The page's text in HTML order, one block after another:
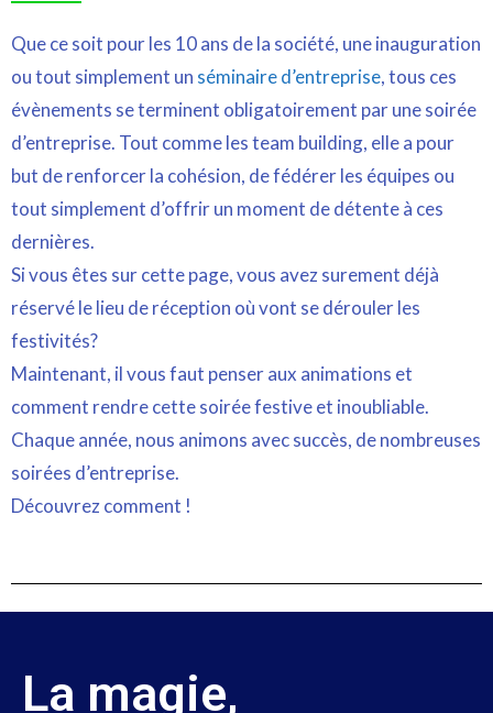
Que ce soit pour les 10 ans de la société, une inauguration
ou tout simplement un séminaire d’entreprise, tous ces
évènements se terminent obligatoirement par une soirée
d’entreprise. Tout comme les team building, elle a pour
but de renforcer la cohésion, de fédérer les équipes ou
tout simplement d’offrir un moment de détente à ces
dernières.
Si vous êtes sur cette page, vous avez surement déjà
réservé le lieu de réception où vont se dérouler les
festivités?
Maintenant, il vous faut penser aux animations et
comment rendre cette soirée festive et inoubliable.
Chaque année, nous animons avec succès, de nombreuses
soirées d’entreprise.
Découvrez comment !
La magie,